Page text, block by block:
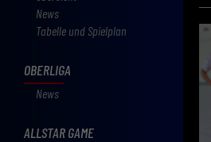
News
Tabelle und Spielplan
OBERLIGA
News
ALLSTAR GAME